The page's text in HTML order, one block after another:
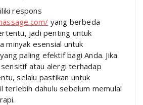
respons
yang berbeda
jadi penting untuk
minyak esensial untuk
paling efektif bagi Anda. Jika
atau alergi terhadap
selalu pastikan untuk
terlebih dahulu sebelum memulai